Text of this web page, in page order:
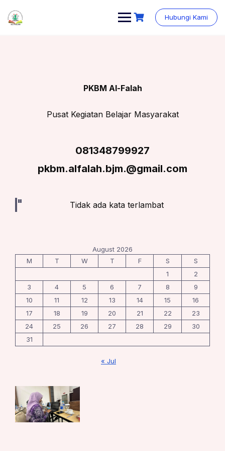
content
Hubungi Kami
PKBM Al-Falah
Pusat Kegiatan Belajar Masyarakat
081348799927
pkbm.alfalah.bjm.@gmail.com
Tidak ada kata terlambat
August 2026
M
T W T F S
S
1
2
3
4 5 6 7 8
9
10
11 12 13 14 15
16
17
18 19 20 21 22
23
24
25 26 27 28 29
30
31
« Jul